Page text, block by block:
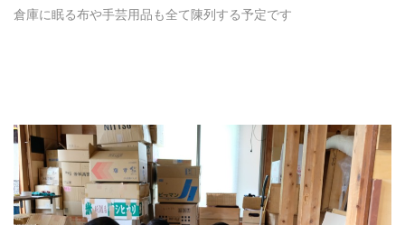
倉庫に眠る布や手芸用品も全て陳列する予定です